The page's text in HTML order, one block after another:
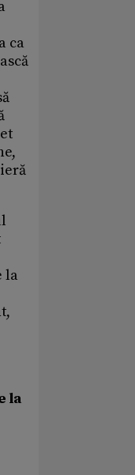
ca
la
la